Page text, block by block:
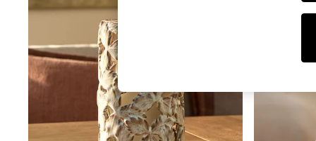
Shorts
adidas
Nike
All Girls Schoolwear
Trousers
Skirts